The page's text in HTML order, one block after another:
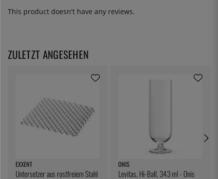
This product doesn't have any reviews.
ZULETZT ANGESEHEN
EXXENT
Untersetzer aus rostfreiem Stahl
ONIS
Levitas, Hi-Ball, 343 ml - Onis